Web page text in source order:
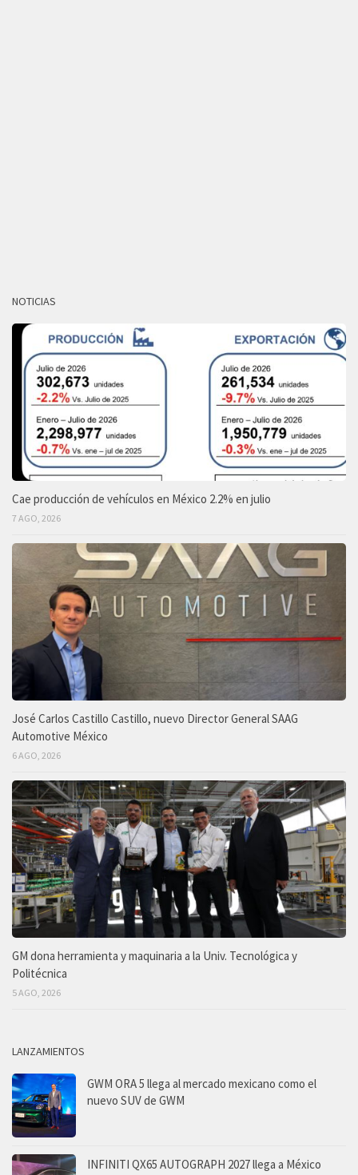
NOTICIAS
Cae producción de vehículos en México 2.2% en julio
7 AGO, 2026
José Carlos Castillo Castillo, nuevo Director General SAAG
Automotive México
6 AGO, 2026
GM dona herramienta y maquinaria a la Univ. Tecnológica y
Politécnica
5 AGO, 2026
LANZAMIENTOS
GWM ORA 5 llega al mercado mexicano como el
nuevo SUV de GWM
INFINITI QX65 AUTOGRAPH 2027 llega a México